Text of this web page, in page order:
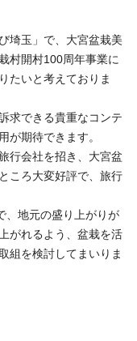
埼玉」で、大宮盆栽美
村開村100周年事業に
たいと考えておりま
求できる貴重なコンテ
が期待できます。
行会社を招き、大宮盆
ころ大変好評で、旅行
、地元の盛り上がりが
がれるよう、盆栽を活
組を検討してまいりま